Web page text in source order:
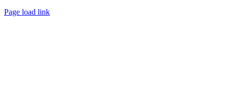
Page load link